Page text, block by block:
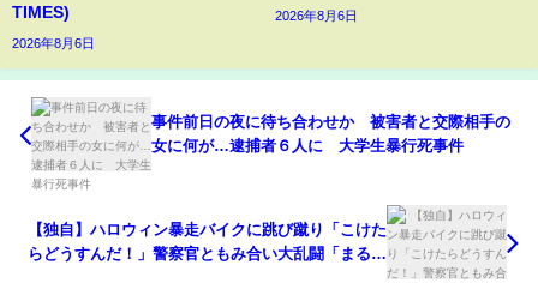
TIMES)
2026年8月6日
2026年8月6日
事件前日の夜に待ち合わせか 被害者と交際相手の
女に何が…逮捕者６人に 大学生暴行死事件
【独自】ハロウィン暴走バイクに跳び蹴り「こけた
らどうすんだ！」警察官ともみ合い大乱闘「まるで